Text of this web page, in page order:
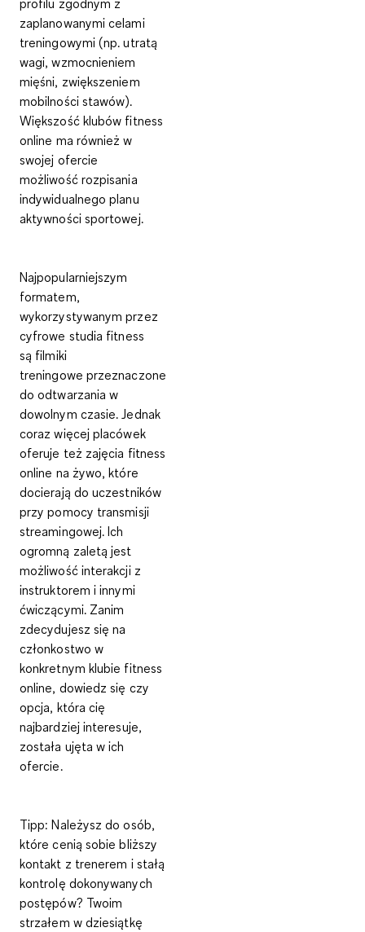
zaplanowanymi celami
treningowymi(np. utratą
wagi, wzmocnieniem
mięśni, zwiększeniem
mobilności stawów).
Większość klubów fitness
online ma również w
swojej ofercie
możliwość rozpisania
indywidualnego planu
aktywności sportowej.
Najpopularniejszym
formatem,
wykorzystywanym przez
cyfrowe studia fitness
są filmiki
treningowe przeznaczone
do odtwarzania w
dowolnym czasie. Jednak
coraz więcej placówek
oferuje też zajęcia fitness
online na żywo, które
docierają do uczestników
przy pomocy transmisji
streamingowej. Ich
ogromną zaletą jest
możliwość interakcji z
instruktorem i innymi
ćwiczącymi. Zanim
zdecydujesz się na
członkostwo w
konkretnym klubie fitness
online, dowiedz się czy
opcja, która cię
najbardziej interesuje,
została ujęta w ich
ofercie.
Tipp:Należysz do osób,
które cenią sobie bliższy
kontakt z trenerem i stałą
kontrolę dokonywanych
postępów? Twoim
strzałem w dziesiątkę